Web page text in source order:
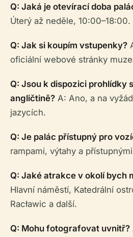
Q: Jaká je otevírací doba
Úterý až neděle,
Q: Jak si koupím vstupenky?
oficiální webové stránky
Q: Jsou k dispozici prohlídky
angličtině? A: Ano, a na
jazycích.
Q: Je palác přístupný pro
rampami, výtahy a
Q: Jaké atrakce v okolí bych
Hlavní náměstí, Katedrální
Racławic a další.
Q: Mohu fotografovat uvnitř?